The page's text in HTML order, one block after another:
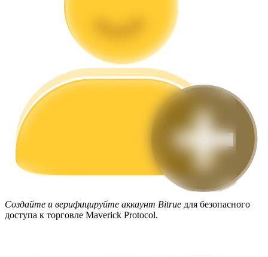
Торговые стратегии
Узнайте, как оставаться прибыльным
Заработок
Создайте и верифицируйте аккаунт Bitrue для безопасного
доступа к торговле Maverick Protocol.